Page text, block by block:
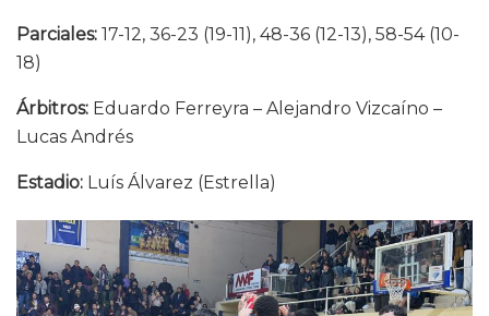
Parciales: 17-12, 36-23 (19-11), 48-36 (12-13), 58-54 (10-
18)
Árbitros: Eduardo Ferreyra – Alejandro Vizcaíno –
Lucas Andrés
Estadio: Luís Álvarez (Estrella)